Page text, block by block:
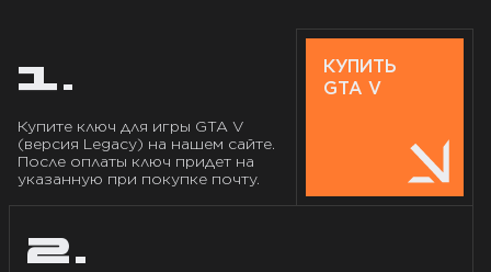
1.
Купите ключ для игры GTA V
(версия Legacy) на нашем сайте.
После оплаты ключ придет на
указанную при покупке почту.
КУПИТЬ
GTA V
2.